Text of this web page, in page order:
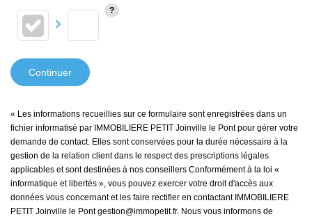
Continuer
« Les informations recueillies sur ce formulaire sont enregistrées dans un
fichier informatisé par IMMOBILIERE PETIT Joinville le Pont pour gérer votre
demande de contact. Elles sont conservées pour la durée nécessaire à la
gestion de la relation client dans le respect des prescriptions légales
applicables et sont destinées à nos conseillers Conformément à la loi «
informatique et libertés », vous pouvez exercer votre droit d'accès aux
données vous concernant et les faire rectifier en contactant IMMOBILIERE
PETIT Joinville le Pont gestion@immopetit.fr. Nous vous informons de